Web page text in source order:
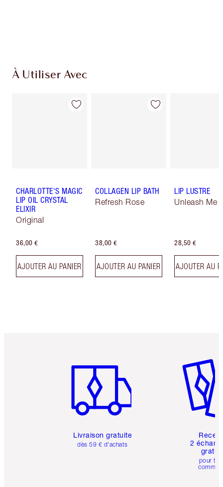
À Utiliser Avec
CHARLOTTE'S MAGIC
LIP OIL CRYSTAL
ELIXIR
Original
36,00 €
AJOUTER AU PANIER
COLLAGEN LIP BATH
Refresh Rose
38,00 €
AJOUTER AU PANIER
LIP LUSTRE
Unleash Me
28,50 €
AJOUTER AU
Livraison gratuite
dès 59 € d'achats
2
pour